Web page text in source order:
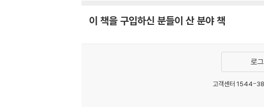
이 책을 구입하신 분들이 산 분야 책
로
고객센터 1544-